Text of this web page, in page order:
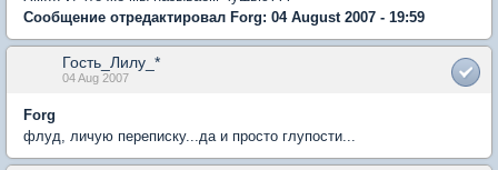
Сообщение отредактировал Forg: 04 August 2007 - 19:59
Гость_Лилу_*
04 Aug 2007
Forg
флуд, личую переписку...да и просто глупости...